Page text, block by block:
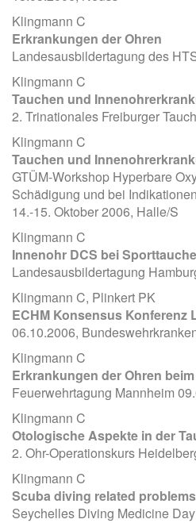
Klingmann C
Erkrankungen der Ohren
Landesausbildertagung des
Klingmann C
Tauchen und
2. Trinationales Freiburger
Klingmann C
Tauchen und
GTÜM-Workshop Hyperbare
Schädigung und bei
14.-15. Oktober 2006, Halle/S
Klingmann C
Innenohr DCS bei
Landesausbildertagung
Klingmann C, Plinkert PK
ECHM Konsensus Konferenz
06.10.2006,
Klingmann C
Erkrankungen der Ohren
Feuerwehrtagung Mannheim
Klingmann C
Otologische Aspekte in der
2. Ohr-Operationskurs
Klingmann C
Scuba diving related
Seychelles Diving Medicine